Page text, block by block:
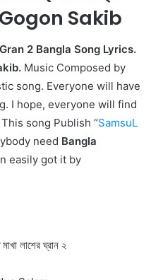
Gogon Sakib
Gran 2 Bangla Song Lyrics.
Music Composed by
song. Everyone will have
I hope, everyone will find
song Publish “SamsuL
need Bangla
easily got it by
লাশের ঘ্রান ২